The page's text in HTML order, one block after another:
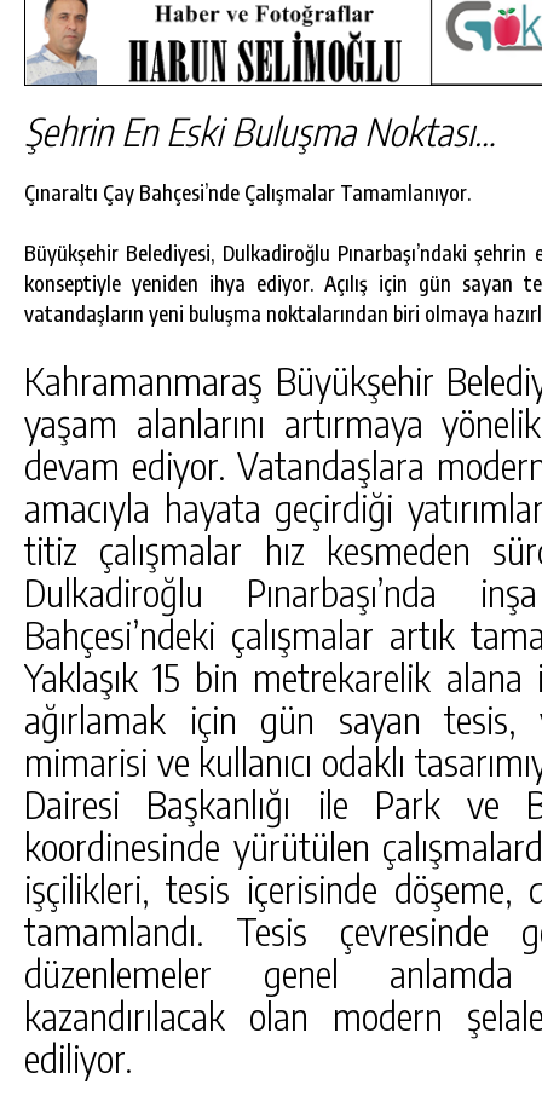
Şehrin En Eski Buluşma Noktası…
Çınaraltı Çay Bahçesi’nde Çalışmalar Tamamlanıyor.
Büyükşehir Belediyesi, Dulkadiroğlu Pınarbaşı’ndaki şehrin
konseptiyle yeniden ihya ediyor. Açılış için gün sayan
vatandaşların yeni buluşma noktalarından biri olmaya
Kahramanmaraş Büyükşehir
yaşam alanlarını artırmaya
devam ediyor. Vatandaşlara
amacıyla hayata geçirdiği
titiz çalışmalar hız kesmeden
Dulkadiroğlu Pınarbaşı’nda
Bahçesi’ndeki çalışmalar artık
Yaklaşık 15 bin metrekarelik
ağırlamak için gün sayan tesis,
mimarisi ve kullanıcı odaklı
Dairesi Başkanlığı ile Park ve
koordinesinde yürütülen
işçilikleri, tesis içerisinde
tamamlandı. Tesis çevresinde
düzenlemeler genel anlamda
kazandırılacak olan modern
ediliyor.
GÜNLÜK HABER AKIŞI
GÖKSUN HAFIZLIK KIZ KUR’AN KURSU
ÖĞRENCILERINE DARENDE GEZISI.